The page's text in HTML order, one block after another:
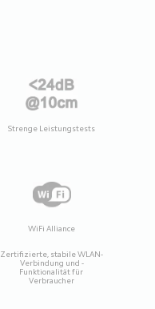
Strenge Leistungstests
WiFi Alliance
Zertifizierte, stabile WLAN-
Verbindung und -
Funktionalität für
Verbraucher